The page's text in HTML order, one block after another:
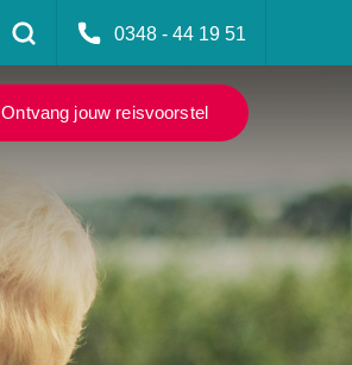
0348 - 44 19 51
Ontvang jouw reisvoorstel